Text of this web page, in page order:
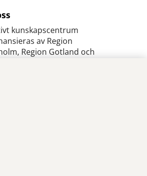
kunskapscentrum
av Region
Region Gotland och